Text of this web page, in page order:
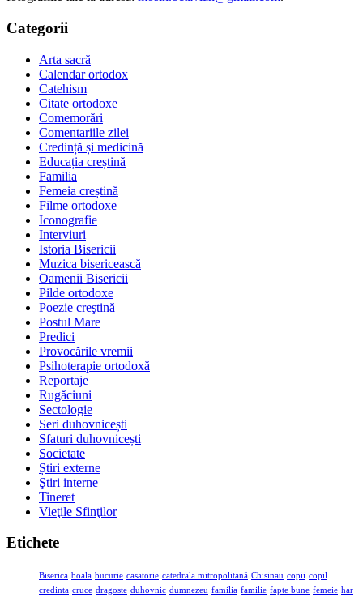
Categorii
Arta sacră
Calendar ortodox
Catehism
Citate ortodoxe
Comemorări
Comentariile zilei
Credință și medicină
Educația creștină
Familia
Femeia creștină
Filme ortodoxe
Iconografie
Interviuri
Istoria Bisericii
Muzica bisericească
Oamenii Bisericii
Pilde ortodoxe
Poezie creştină
Postul Mare
Predici
Provocările vremii
Psihoterapie ortodoxă
Reportaje
Rugăciuni
Sectologie
Seri duhovnicești
Sfaturi duhovnicești
Societate
Știri externe
Ştiri interne
Tineret
Vieţile Sfinţilor
Etichete
Biserica boala bucurie casatorie catedrala mitropolitană Chisinau copii copil
credinta cruce dragoste duhovnic dumnezeu familia familie fapte bune femeie har